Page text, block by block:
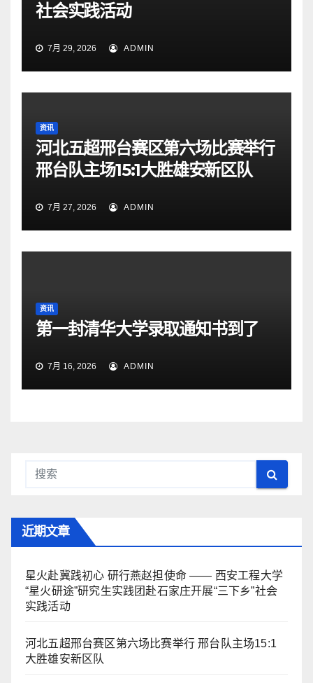
社会实践活动
7月 29, 2026 ADMIN
资讯
河北五超邢台赛区第六场比赛举行
邢台队主场15:1大胜雄安新区队
7月 27, 2026 ADMIN
资讯
第一封清华大学录取通知书到了
7月 16, 2026 ADMIN
近期文章
星火赴冀践初心 研行燕赵担使命 —— 西安工程大学
“星火研途”研究生实践团赴石家庄开展“三下乡”社会
实践活动
河北五超邢台赛区第六场比赛举行 邢台队主场15:1
大胜雄安新区队